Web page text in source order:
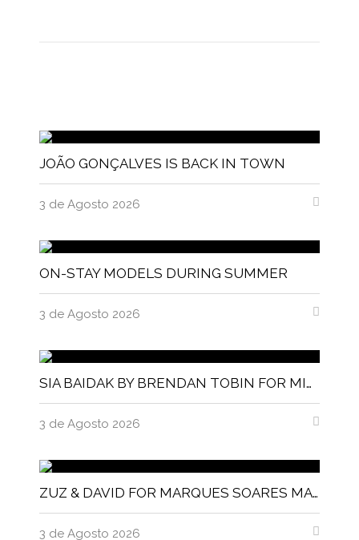
JOÃO GONÇALVES IS BACK IN TOWN
3 de Agosto 2026
ON-STAY MODELS DURING SUMMER
3 de Agosto 2026
SIA BAIDAK BY BRENDAN TOBIN FOR MISC MAGAZINE
3 de Agosto 2026
ZUZ & DAVID FOR MARQUES SOARES MAGNITUDE MAGAZINE
3 de Agosto 2026